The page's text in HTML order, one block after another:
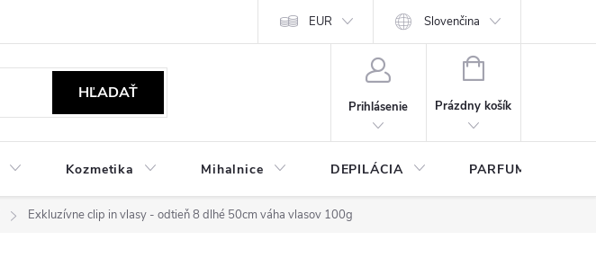
Podmienky ochrany osobných údajov EUR Slovenčina
HĽADAŤ
Prihlásenie
NÁKUPNÝ
Prázdny košík
Kozmetika Mihalnice DEPILÁCIA PARFUMY
Exkluzívne clip in vlasy - odtieň 8 dlhé 50cm váha vlasov 100g